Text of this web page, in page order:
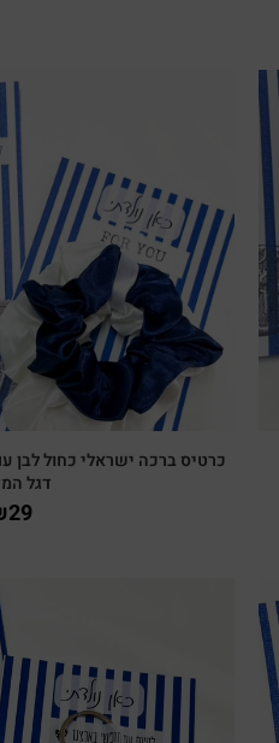
כרטיס ברכה ישראלי כחול לבן
דגל
29